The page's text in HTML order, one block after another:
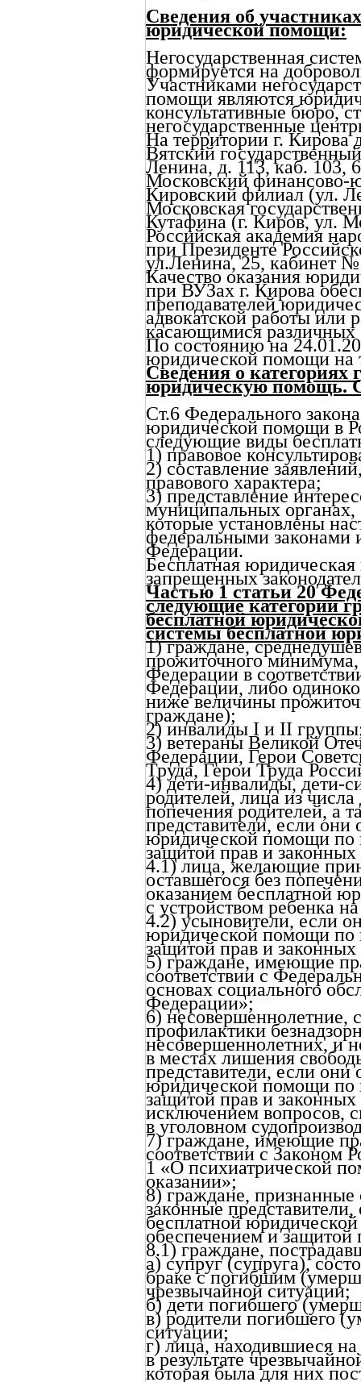
Сведения об
юридической помощи:
Негосударственная
формируется на
Участниками
помощи являются
консультативные бюро,
негосударственные
На территории г.
Вятский
Ленина, д. 113, каб. 103,
Московский
Кировский филиал (ул.
Московская
Кутафина (г. Киров, ул.
Российская академия
при Президенте
ул.Ленина, 25, кабинет
Качество оказания
при ВУЗах г. Кирова
преподавателей
адвокатской работы или
касающимися различных
По состоянию на
юридической помощи на
Сведения о
юридическую помощь.
Ст.6 Федерального
юридической помощи в
следующие виды
1) правовое
2) составление
правового характера;
3) представление
муниципальных органах,
которые установлены
федеральными законами
Федерации.
Бесплатная
запрещенных
Частью 1 статьи 20
следующие категории
бесплатной
системы бесплатной
1) граждане,
прожиточного минимума,
Федерации в
Федерации, либо
ниже величины
граждане);
2) инвалиды I и II
3) ветераны Великой
Федерации, Герои
Труда, Герои Труда
4) дети-инвалиды, дети-
родителей, лица из
попечения родителей, а
представители, если они
юридической помощи по
защитой прав и законных
4.1) лица, желающие
оставшегося без
оказанием бесплатной
с устройством ребенка
4.2) усыновители, если
юридической помощи по
защитой прав и
5) граждане, имеющие
соответствии с
основах социального
Федерации»;
6) несовершеннолетние,
профилактики
несовершеннолетних, и
в местах лишения
представители, если они
юридической помощи по
защитой прав и
исключением вопросов,
в уголовном
7) граждане, имеющие
соответствии с Законом
1 «О психиатрической
оказании»;
8) граждане,
законные
бесплатной
обеспечением и защитой
8.1) граждане,
а) супруг (супруга),
браке с погибшим
чрезвычайной ситуации;
б) дети погибшего
в) родители погибшего
ситуации;
г) лица, находившиеся
в результате
которая была для них